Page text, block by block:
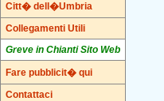
Citt� dell�Umbria
Collegamenti Utili
Greve in Chianti Sito Web
Fare pubblicit� qui
Contattaci